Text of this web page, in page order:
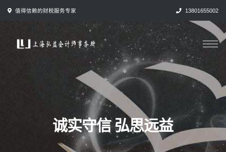
值得信赖的财税服务专家 13801655002
诚实守信 弘思远益